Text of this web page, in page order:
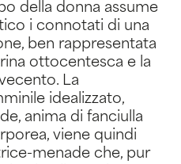
della donna assume
i connotati di una
ben rappresentata
ottocentesca e la
La
idealizzato,
anima di fanciulla
viene quindi
menade che, pur